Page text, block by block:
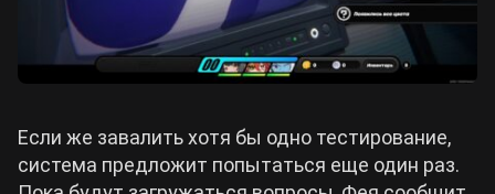
Если же завалить хотя бы одно тестирование,
система предложит попытаться еще один раз.